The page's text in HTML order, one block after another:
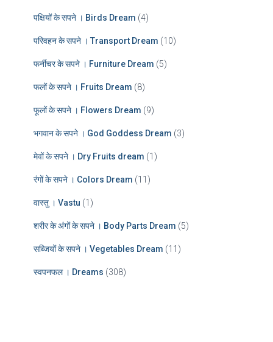
पक्षियों के सपने । Birds Dream (4)
परिवहन के सपने । Transport Dream (10)
फर्नीचर के सपने । Furniture Dream (5)
फलों के सपने । Fruits Dream (8)
फूलों के सपने । Flowers Dream (9)
भगवान के सपने । God Goddess Dream (3)
मेवों के सपने । Dry Fruits dream (1)
रंगों के सपने । Colors Dream (11)
वास्तु । Vastu (1)
शरीर के अंगों के सपने । Body Parts Dream (5)
सब्जियों के सपने । Vegetables Dream (11)
स्वपनफल । Dreams (308)